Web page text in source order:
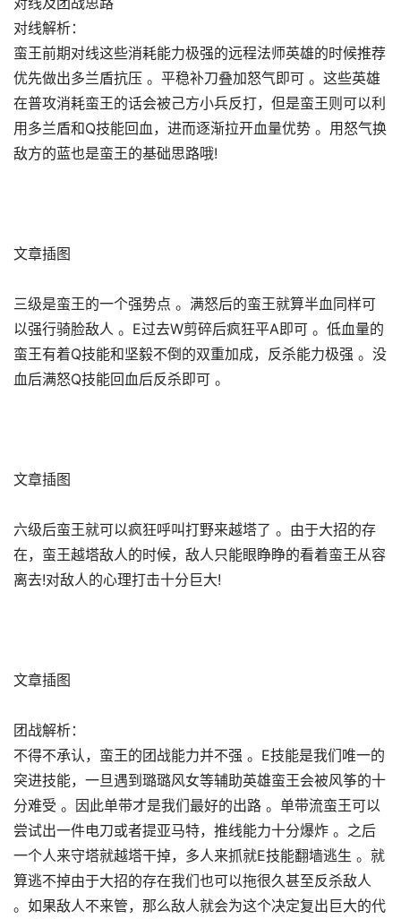
对线解析：
蛮王前期对线这些消耗能力极强的远程法师英雄的时候推荐
优先做出多兰盾抗压 。平稳补刀叠加怒气即可 。这些英雄
在普攻消耗蛮王的话会被己方小兵反打，但是蛮王则可以利
用多兰盾和Q技能回血，进而逐渐拉开血量优势 。用怒气换
敌方的蓝也是蛮王的基础思路哦!
文章插图
三级是蛮王的一个强势点 。满怒后的蛮王就算半血同样可
以强行骑脸敌人 。E过去W剪碎后疯狂平A即可 。低血量的
蛮王有着Q技能和坚毅不倒的双重加成，反杀能力极强 。没
血后满怒Q技能回血后反杀即可 。
文章插图
六级后蛮王就可以疯狂呼叫打野来越塔了 。由于大招的存
在，蛮王越塔敌人的时候，敌人只能眼睁睁的看着蛮王从容
离去!对敌人的心理打击十分巨大!
文章插图
团战解析：
不得不承认，蛮王的团战能力并不强 。E技能是我们唯一的
突进技能，一旦遇到璐璐风女等辅助英雄蛮王会被风筝的十
分难受 。因此单带才是我们最好的出路 。单带流蛮王可以
尝试出一件电刀或者提亚马特，推线能力十分爆炸 。之后
一个人来守塔就越塔干掉，多人来抓就E技能翻墙逃生 。就
算逃不掉由于大招的存在我们也可以拖很久甚至反杀敌人
。如果敌人不来管，那么敌人就会为这个决定复出巨大的代